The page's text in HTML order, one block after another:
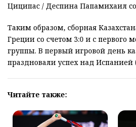
Циципас / Деспина Папамихаил со
Таким образом, сборная
Греции со счетом 3:0 и с первого
группы. В первый игровой день
праздновали успех над Испанией
Читайте также: